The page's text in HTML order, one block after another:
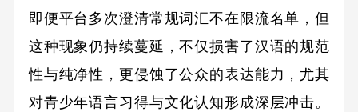
即便平台多次澄清常规词汇不在限流名单，但
这种现象仍持续蔓延，不仅损害了汉语的规范
性与纯净性，更侵蚀了公众的表达能力，尤其
对青少年语言习得与文化认知形成深层冲击。